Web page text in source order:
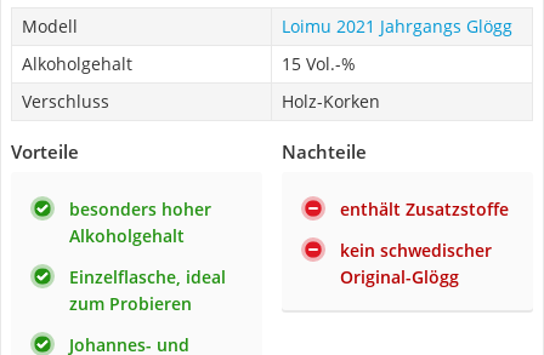
Modell
Loimu 2021 Jahrgangs Glögg
Alkoholgehalt
15 Vol.-%
Verschluss
Holz-Korken
Vorteile
besonders hoher
Alkoholgehalt
Einzelflasche, ideal
zum Probieren
Johannes- und
Nachteile
enthält Zusatzstoffe
kein schwedischer
Original-Glögg